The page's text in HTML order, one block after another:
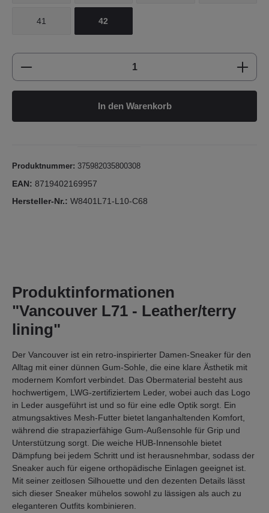
41 42
Produkt Anzahl: Gib den gewünschten
In den Warenkorb
Produktnummer: 375982035800308
EAN: 8719402169957
Hersteller-Nr.: W8401L71-L10-C68
Produktinformationen
"Vancouver L71 - Leather/terry
lining"
Der Vancouver ist ein retro-inspirierter Damen-Sneaker für den
Alltag mit einer dünnen Gum-Sohle, die eine klare Ästhetik mit
modernem Komfort verbindet. Das Obermaterial besteht aus
hochwertigem, LWG-zertifiziertem Leder, wobei auch das Logo
in Leder ausgeführt ist und so für eine edle Optik sorgt. Ein
atmungsaktives Mesh-Futter bietet langanhaltenden Komfort,
während die strapazierfähige Gum-Außensohle für Grip und
Unterstützung sorgt. Die weiche HUB-Innensohle bietet
Dämpfung bei jedem Schritt und ist herausnehmbar, sodass der
Sneaker auch für eigene orthopädische Einlagen geeignet ist.
Mit seiner zeitlosen Silhouette und den dezenten Details lässt
sich dieser Sneaker mühelos sowohl zu lässigen als auch zu
eleganteren Outfits kombinieren.